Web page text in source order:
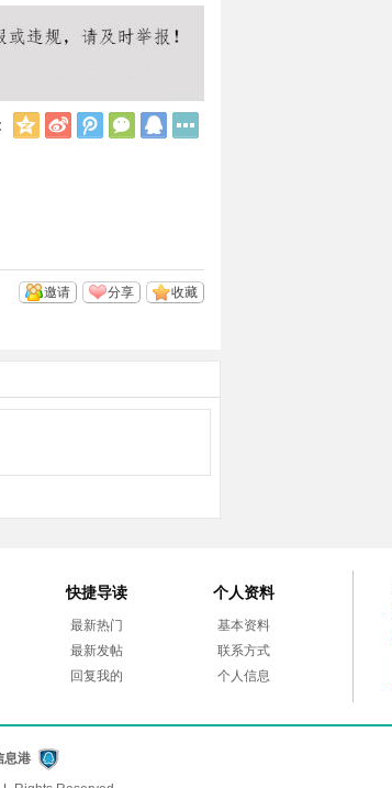
Q
新
浪
腾
讯
微
信
Q
收藏
分享
邀请
快捷导读
最新热门
最新发帖
回复我的
个人资料
基本资料
联系方式
个人信息
息港